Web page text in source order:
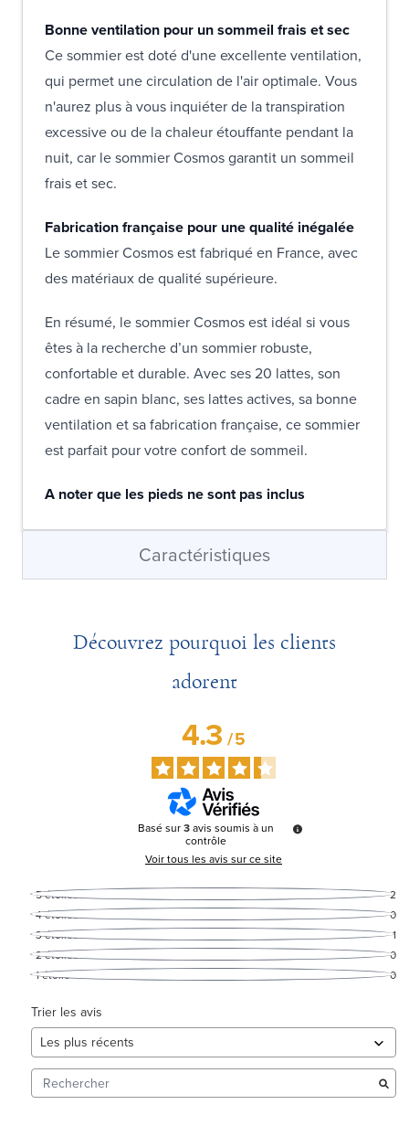
Bonne ventilation pour un sommeil frais et sec
Ce sommier est doté d'une excellente ventilation,
qui permet une circulation de l'air optimale. Vous
n'aurez plus à vous inquiéter de la transpiration
excessive ou de la chaleur étouffante pendant la
nuit, car le sommier Cosmos garantit un sommeil
frais et sec.
Fabrication française pour une qualité inégalée
Le sommier Cosmos est fabriqué en France, avec
des matériaux de qualité supérieure.
En résumé, le sommier Cosmos est idéal si vous
êtes à la recherche d’un sommier robuste,
confortable et durable. Avec ses 20 lattes, son
cadre en sapin blanc, ses lattes actives, sa bonne
ventilation et sa fabrication française, ce sommier
est parfait pour votre confort de sommeil.
A noter que les pieds ne sont pas inclus
Caractéristiques
Découvrez pourquoi les clients
adorent
4.3/5
Basé sur3avis soumis à un
contrôle
Voir tous les avis sur ce site
5étoiles
2
4étoiles
0
3étoiles
1
2étoiles
0
1étoile 0
Trier les avis